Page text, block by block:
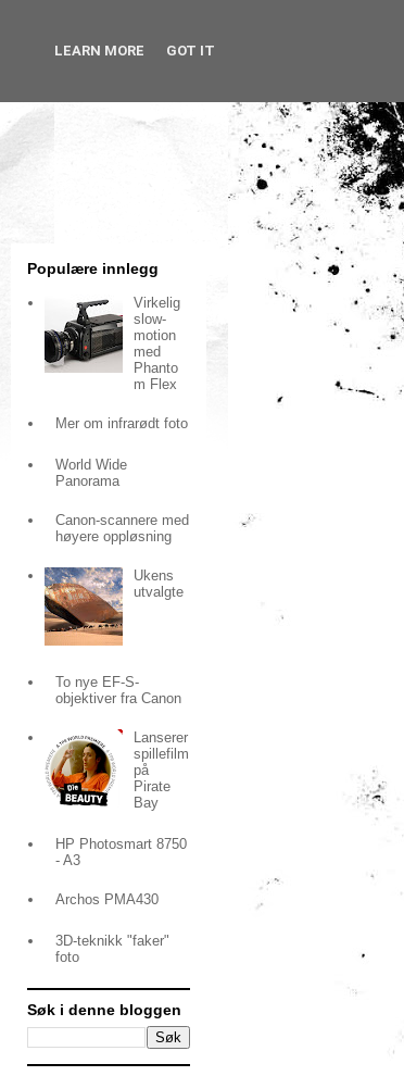
Populære innlegg
Virkelig
slow-
motion
med
Phanto
m Flex
Mer om infrarødt foto
World Wide
Panorama
Canon-scannere med
høyere oppløsning
Ukens
utvalgte
To nye EF-S-
objektiver fra Canon
Lanserer
spillefilm
på
Pirate
Bay
HP Photosmart 8750
- A3
Archos PMA430
3D-teknikk "faker"
foto
Søk i denne bloggen
LEARN MORE GOT IT